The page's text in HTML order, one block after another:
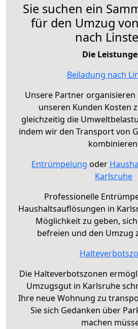
Sie suchen ein
für den Umzug
nach
Die
Beiladung nach
Unsere Partner organisieren
unseren Kunden Kosten
gleichzeitig die
indem wir den Transport von
Entrümpelung oder
Karlsruhe
Professionelle
Haushaltsauflösungen in
Möglichkeit zu geben,
befreien und den Umzug
Die Halteverbotszonen
Umzugsgut in Karlsruhe
Ihre neue Wohnung zu
Sie sich Gedanken über
machen